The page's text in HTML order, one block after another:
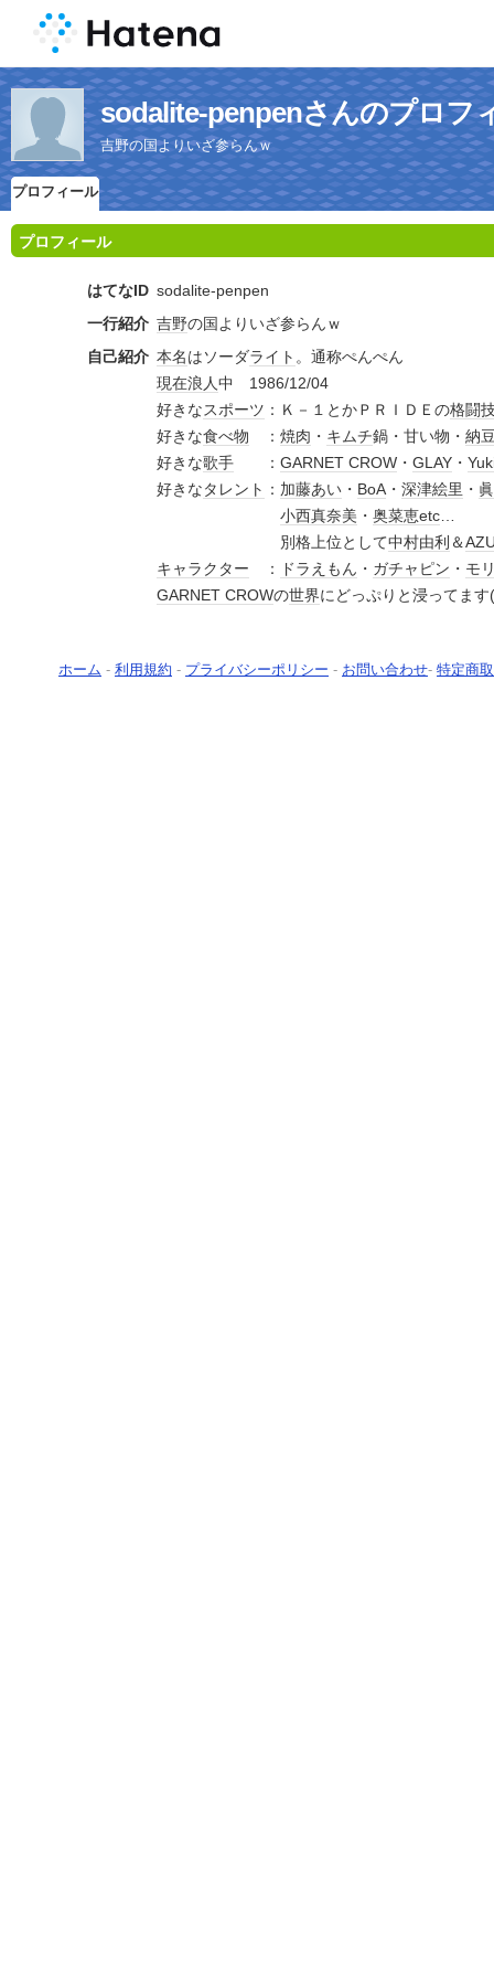
sodalite-penpenさんのプロフ
吉野の国よりいざ参らんｗ
プロフィール
プロフィール
はてなID sodalite-penpen
一行紹介 吉野の国よりいざ参らんｗ
自己紹介 本名はソーダライト 。通称ぺんぺん
現在浪人中 1986/12/04
好きなスポーツ ：Ｋ－１とかＰＲＩＤＥの格闘
好きな食べ物 ： 焼肉 ・ キムチ鍋・甘い物・ 納
好きな歌手 ： GARNET CROW ・ GLAY ・
好きなタレント ： 加藤あい ・ BoA・ 深津絵里 ・
小西真奈美 ・ 奥菜恵etc…
別格上位として中村由利 ＆
キャラクター ： ドラえもん ・ ガチャピン ・ モ
GARNET CROWの世界にどっぷりと浸ってます
ホーム - 利用規約 - プライバシーポリシー - お問い合わせ- 特定商